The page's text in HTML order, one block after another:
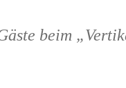
beim